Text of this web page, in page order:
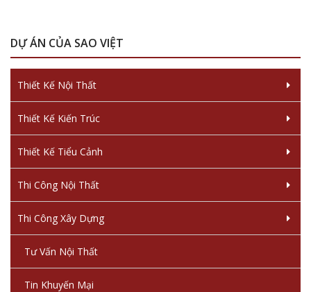
DỰ ÁN CỦA SAO VIỆT
Thiết Kế Nội Thất
Thiết Kế Kiến Trúc
Thiết Kế Tiểu Cảnh
Thi Công Nội Thất
Thi Công Xây Dựng
Tư Vấn Nội Thất
Tin Khuyến Mại